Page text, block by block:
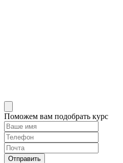
Поможем вам подобрать курс
Отправить